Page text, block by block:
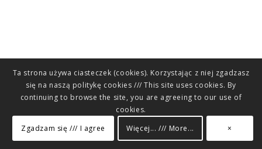
Ta strona używa ciasteczek (cookies). Korzystając z niej zgadzasz
się na naszą politykę cookies /// This site uses cookies. By
continuing to browse the site, you are agreeing to our use of
cookies.
Zgadzam się /// I agree
Więcej... /// More... ×